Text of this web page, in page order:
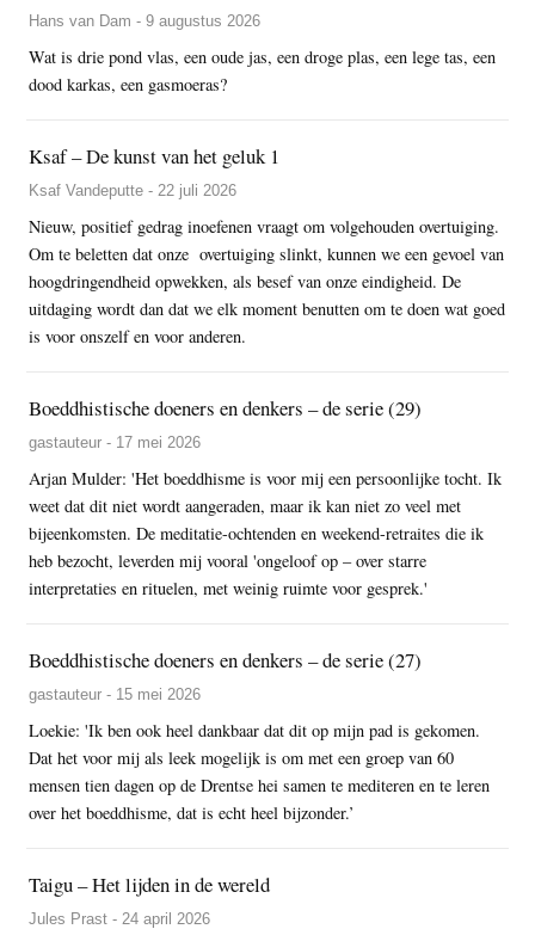
Hans van Dam - 9 augustus 2026
Wat is drie pond vlas, een oude jas, een droge plas, een lege tas, een
dood karkas, een gasmoeras?
Ksaf – De kunst van het geluk 1
Ksaf Vandeputte - 22 juli 2026
Nieuw, positief gedrag inoefenen vraagt om volgehouden overtuiging.
Om te beletten dat onze overtuiging slinkt, kunnen we een gevoel van
hoogdringendheid opwekken, als besef van onze eindigheid. De
uitdaging wordt dan dat we elk moment benutten om te doen wat goed
is voor onszelf en voor anderen.
Boeddhistische doeners en denkers – de serie (29)
gastauteur - 17 mei 2026
Arjan Mulder: 'Het boeddhisme is voor mij een persoonlijke tocht. Ik
weet dat dit niet wordt aangeraden, maar ik kan niet zo veel met
bijeenkomsten. De meditatie-ochtenden en weekend-retraites die ik
heb bezocht, leverden mij vooral 'ongeloof op – over starre
interpretaties en rituelen, met weinig ruimte voor gesprek.'
Boeddhistische doeners en denkers – de serie (27)
gastauteur - 15 mei 2026
Loekie: 'Ik ben ook heel dankbaar dat dit op mijn pad is gekomen.
Dat het voor mij als leek mogelijk is om met een groep van 60
mensen tien dagen op de Drentse hei samen te mediteren en te leren
over het boeddhisme, dat is echt heel bijzonder.’
Taigu – Het lijden in de wereld
Jules Prast - 24 april 2026